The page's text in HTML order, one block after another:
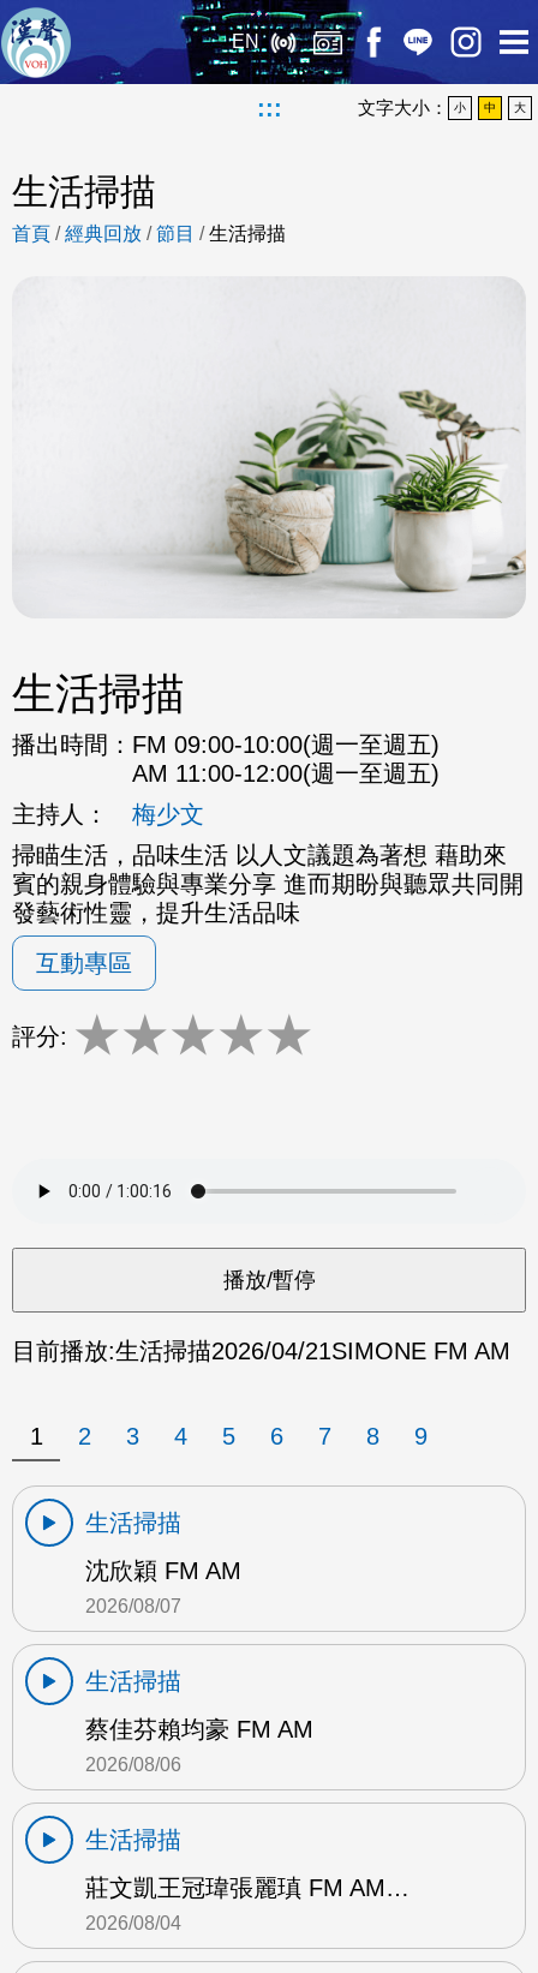
EN
::: 文字大小： 小 中 大
生活掃描
首頁 /經典回放 /節目 /生活掃描
生活掃描
播出時間： FM 09:00-10:00(週一至週五)
AM 11:00-12:00(週一至週五)
主持人：
梅少文
掃瞄生活，品味生活 以人文議題為著想 藉助來
賓的親身體驗與專業分享 進而期盼與聽眾共同開
發藝術性靈，提升生活品味
互動專區
評分: ★★★★★
目前播放:生活掃描2026/04/21SIMONE FM AM
1 2 3 4 5 6 7 8 9
生活掃描
沈欣穎 FM AM
2026/08/07
生活掃描
蔡佳芬賴均豪 FM AM
2026/08/06
生活掃描
莊文凱王冠瑋張麗瑱 FM AM…
2026/08/04